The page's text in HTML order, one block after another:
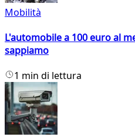
Mobilità
L'automobile a 100 euro al
sappiamo
1 min di lettura